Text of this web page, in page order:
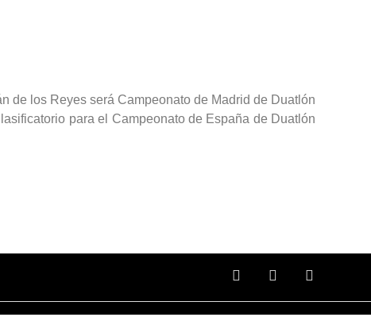
de los Reyes será Campeonato de Madrid de Duatlón
para el Campeonato de España de Duatlón